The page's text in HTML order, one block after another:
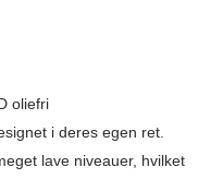
oliefri
i deres egen ret.
lave niveauer, hvilket